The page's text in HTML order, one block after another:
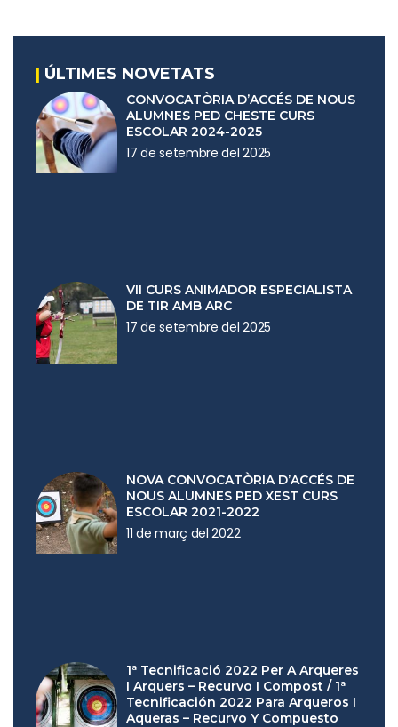
| ÚLTIMES NOVETATS
CONVOCATÒRIA D’ACCÉS DE NOUS
ALUMNES PED CHESTE CURS
ESCOLAR 2024-2025
17 de setembre del 2025
VII CURS ANIMADOR ESPECIALISTA
DE TIR AMB ARC
17 de setembre del 2025
NOVA CONVOCATÒRIA D’ACCÉS DE
NOUS ALUMNES PED XEST CURS
ESCOLAR 2021-2022
11 de març del 2022
1ª Tecnificació 2022 Per A Arqueres
I Arquers – Recurvo I Compost / 1ª
Tecnificación 2022 Para Arqueros I
Aqueras – Recurvo Y Compuesto